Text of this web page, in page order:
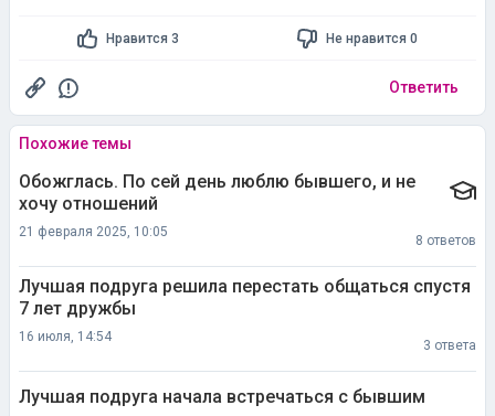
Нравится 3 Не нравится 0
Ответить
Похожие темы
Обожглась. По сей день люблю бывшего, и не
хочу отношений
21 февраля 2025, 10:05
8 ответов
Лучшая подруга решила перестать общаться спустя
7 лет дружбы
16 июля, 14:54
3 ответа
Лучшая подруга начала встречаться с бывшим